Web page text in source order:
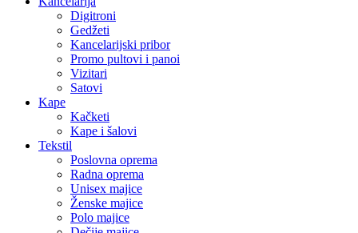
Digitroni
Gedžeti
Kancelarijski pribor
Promo pultovi i panoi
Vizitari
Satovi
Kape
Kačketi
Kape i šalovi
Tekstil
Poslovna oprema
Radna oprema
Unisex majice
Ženske majice
Polo majice